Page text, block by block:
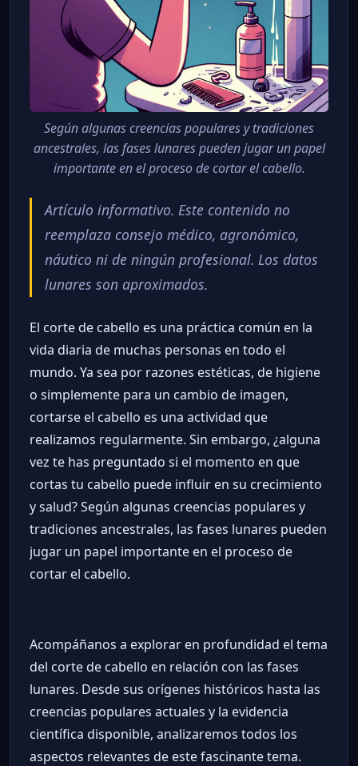
Según algunas creencias populares y tradiciones
ancestrales, las fases lunares pueden jugar un papel
importante en el proceso de cortar el cabello.
Artículo informativo. Este contenido no
reemplaza consejo médico, agronómico,
náutico ni de ningún profesional. Los datos
lunares son aproximados.
El corte de cabello es una práctica común en la
vida diaria de muchas personas en todo el
mundo. Ya sea por razones estéticas, de higiene
o simplemente para un cambio de imagen,
cortarse el cabello es una actividad que
realizamos regularmente. Sin embargo, ¿alguna
vez te has preguntado si el momento en que
cortas tu cabello puede influir en su crecimiento
y salud? Según algunas creencias populares y
tradiciones ancestrales, las fases lunares pueden
jugar un papel importante en el proceso de
cortar el cabello.
Acompáñanos a explorar en profundidad el tema
del corte de cabello en relación con las fases
lunares. Desde sus orígenes históricos hasta las
creencias populares actuales y la evidencia
científica disponible, analizaremos todos los
aspectos relevantes de este fascinante tema.